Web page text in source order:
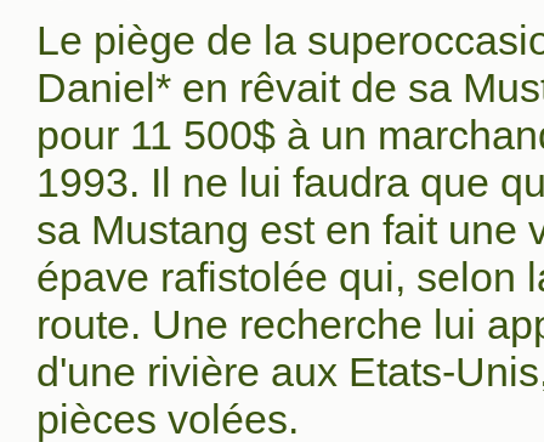
Le piège de la
Daniel* en rêvait de sa
pour 11 500$ à un
1993. Il ne lui faudra que
sa Mustang est en fait une
épave rafistolée qui, selon
route. Une recherche lui
d'une rivière aux Etats-
pièces volées.